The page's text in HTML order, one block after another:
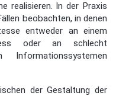
realisieren. In der Praxis
beobachten, in denen
entweder an einem
oder an schlecht
der Gestaltung der